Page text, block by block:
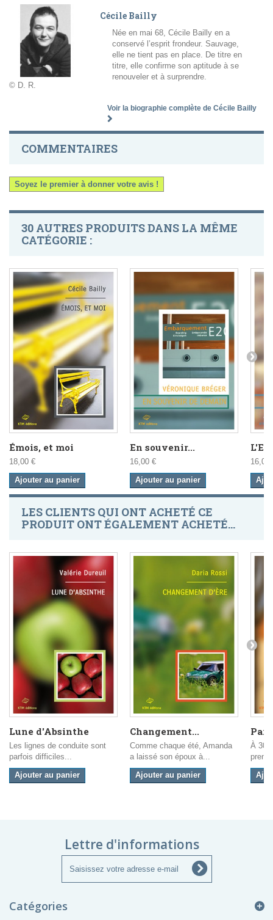
© D. R.
Cécile Bailly
Née en mai 68, Cécile Bailly en a
conservé l’esprit frondeur. Sauvage,
elle ne tient pas en place. De titre en
titre, elle confirme son aptitude à se
renouveler et à surprendre.
Voir la biographie complète de Cécile Bailly
COMMENTAIRES
Soyez le premier à donner votre avis !
30 AUTRES PRODUITS DANS LA MÊME
CATÉGORIE :
Émois, et moi
18,00 €
Ajouter au panier
En souvenir...
16,00 €
Ajouter au panier
16,00
LES CLIENTS QUI ONT ACHETÉ CE
PRODUIT ONT ÉGALEMENT ACHETÉ...
Lune d'Absinthe
Les lignes de conduite sont
parfois difficiles...
Ajouter au panier
Changement...
Comme chaque été, Amanda
a laissé son époux à...
Ajouter au panier
À 30
Lettre d'informations
Catégories